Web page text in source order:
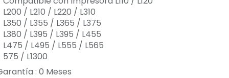
/ L210 / L220 / L310
/ L355 / L365 / L375
/ L395 / L395 / L455
/ L495 / L555 / L565
/ L1300
: 0 Meses